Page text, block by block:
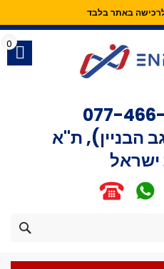
באתר בלבד
077-
ישראל
0